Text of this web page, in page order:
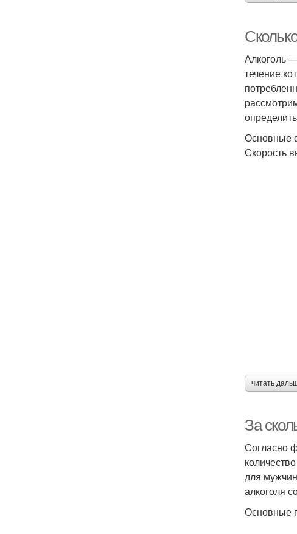
Алкоголь
течение
Основные
Скорость
читать
За
Согласно
для
алкоголя
Основные